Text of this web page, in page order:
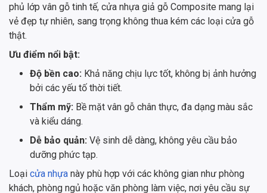
phủ lớp vân gỗ tinh tế, cửa nhựa giả gỗ Composite mang lại
vẻ đẹp tự nhiên, sang trọng không thua kém các loại cửa gỗ
thật.
Ưu điểm nổi bật:
Độ bền cao: Khả năng chịu lực tốt, không bị ảnh hưởng
bởi các yếu tố thời tiết.
Thẩm mỹ: Bề mặt vân gỗ chân thực, đa dạng màu sắc
và kiểu dáng.
Dễ bảo quản: Vệ sinh dễ dàng, không yêu cầu bảo
dưỡng phức tạp.
Loại cửa nhựa này phù hợp với các không gian như phòng
khách, phòng ngủ hoặc văn phòng làm việc, nơi yêu cầu sự